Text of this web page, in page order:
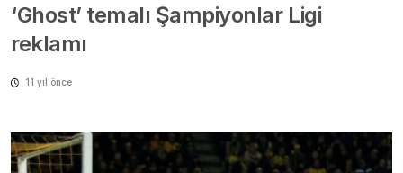
‘Ghost’ temalı Şampiyonlar Ligi
reklamı
11 yıl önce